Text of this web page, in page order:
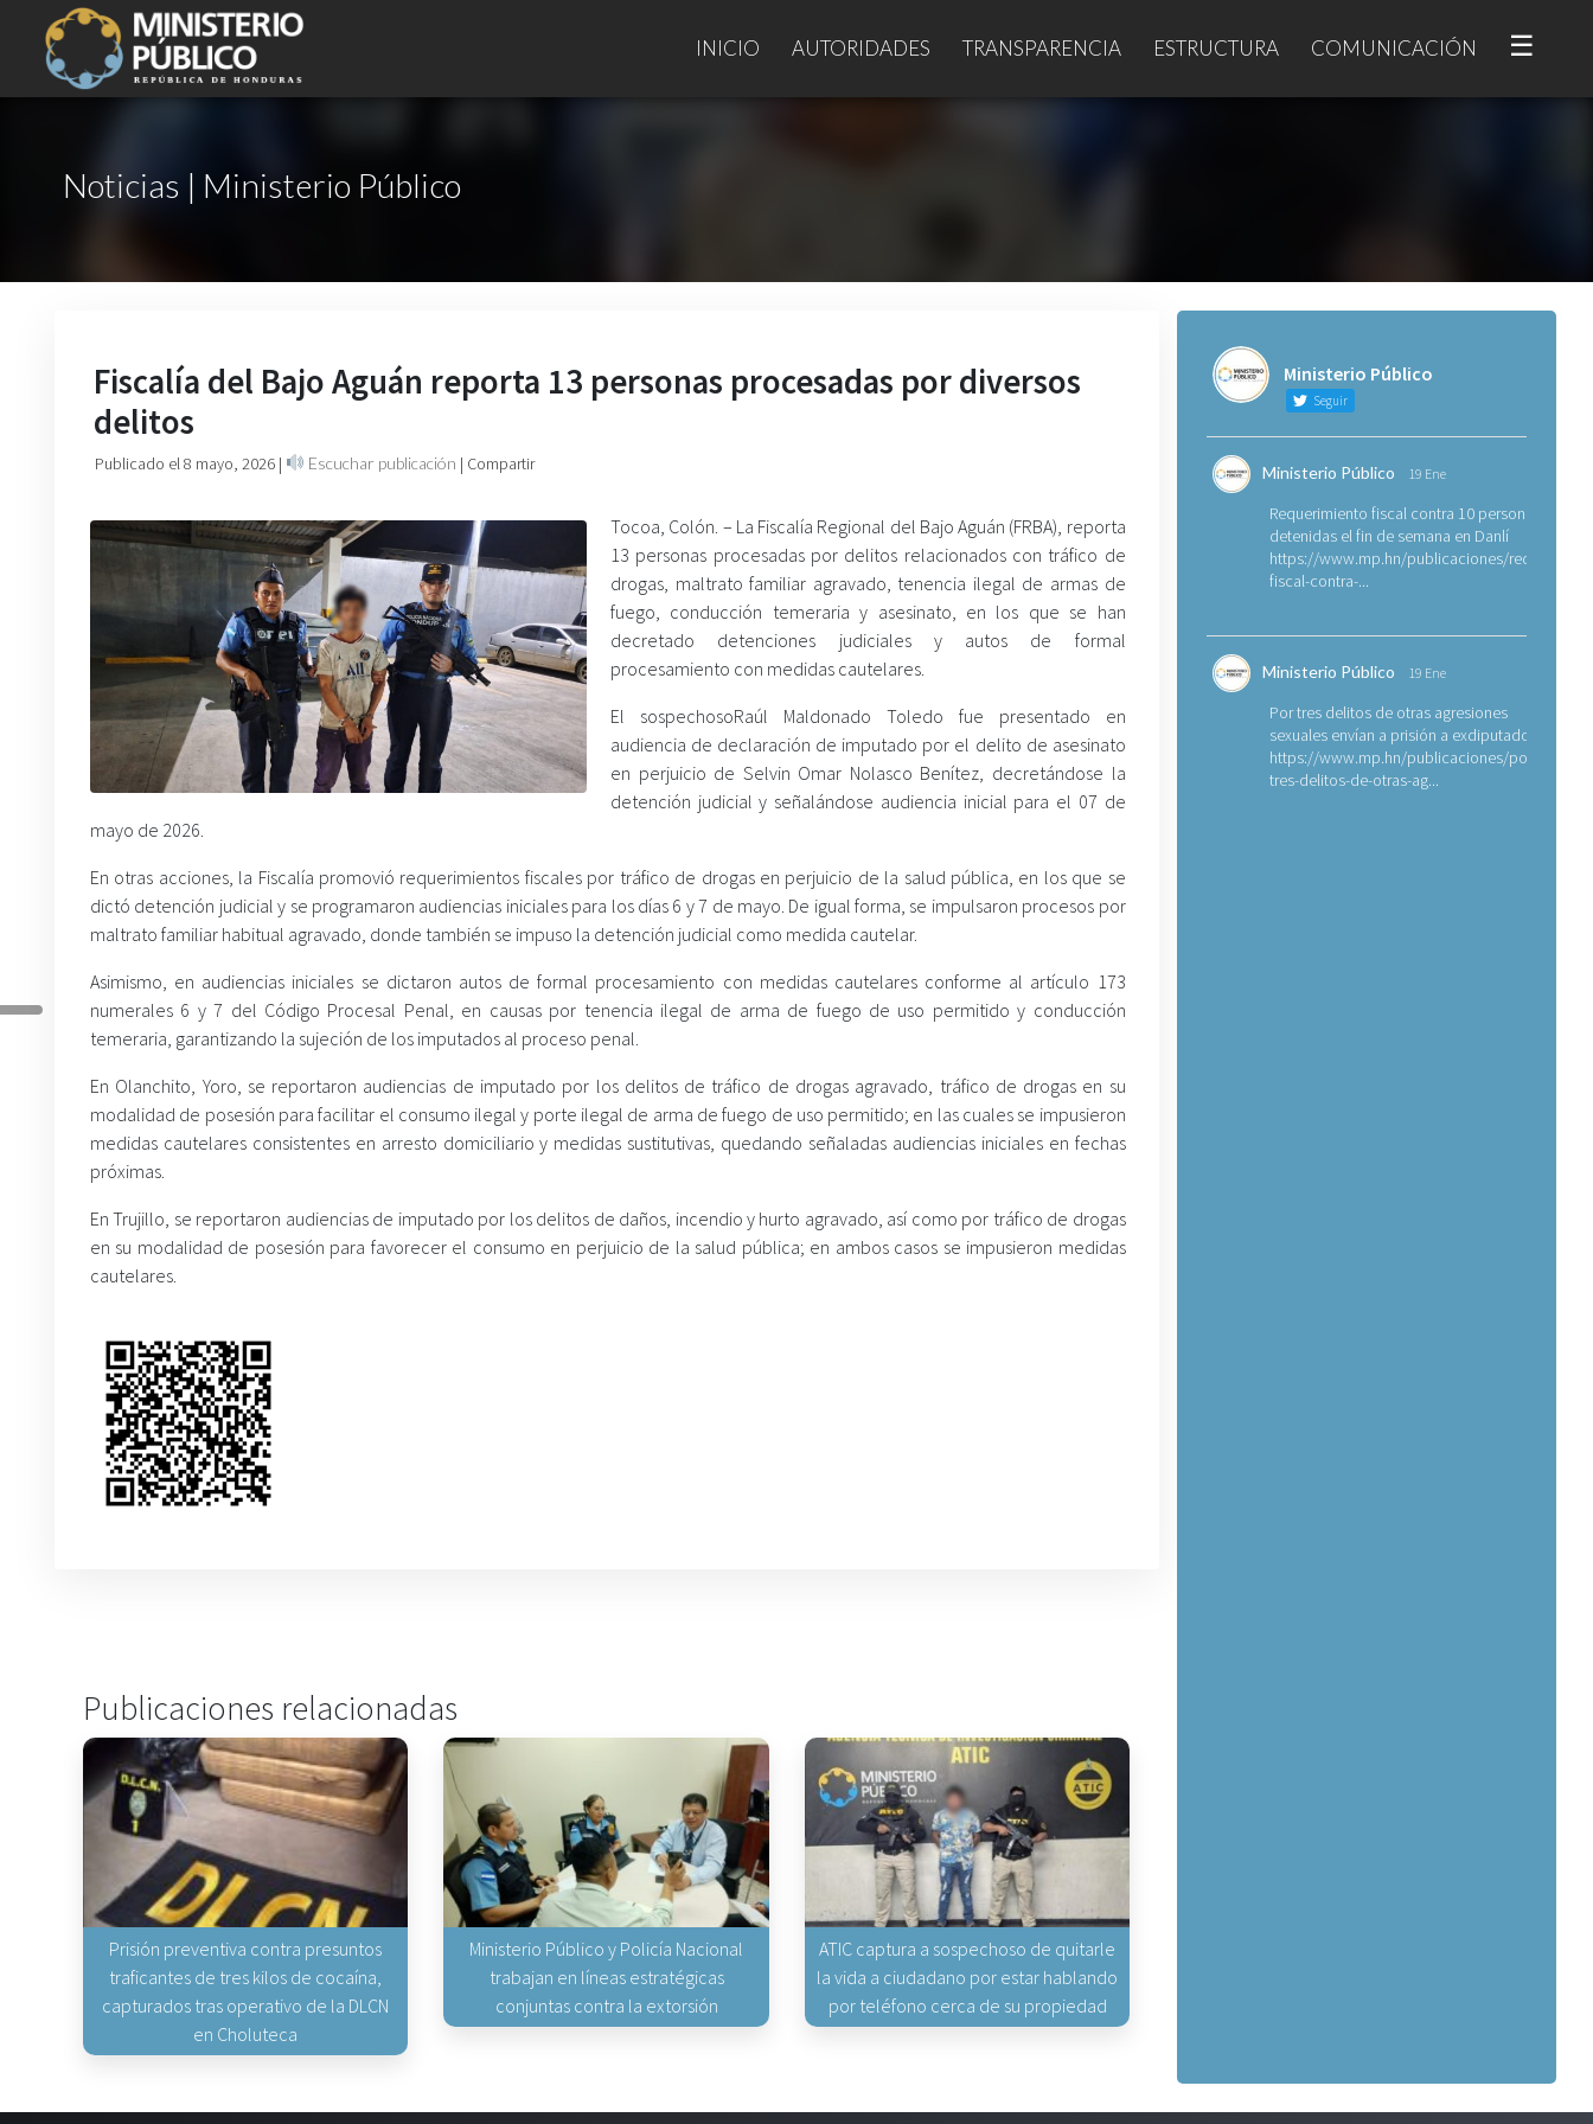
INICIO AUTORIDADES TRANSPARENCIA ESTRUCTURA COMUNICACIÓN ☰
Noticias | Ministerio Público
Fiscalía del Bajo Aguán reporta 13 personas procesadas por diversos
delitos
Publicado el 8 mayo, 2026 | Escuchar publicación | Compartir
Tocoa, Colón. – La Fiscalía Regional del Bajo Aguán (FRBA), reporta
13 personas procesadas por delitos relacionados con tráfico de
drogas, maltrato familiar agravado, tenencia ilegal de armas de
fuego, conducción temeraria y asesinato, en los que se han
decretado detenciones judiciales y autos de formal
procesamiento con medidas cautelares.
El sospechosoRaúl Maldonado Toledo fue presentado en
audiencia de declaración de imputado por el delito de asesinato
en perjuicio de Selvin Omar Nolasco Benítez, decretándose la
detención judicial y señalándose audiencia inicial para el 07 de
mayo de 2026.
En otras acciones, la Fiscalía promovió requerimientos fiscales por tráfico de drogas en perjuicio de la salud pública, en los que se
dictó detención judicial y se programaron audiencias iniciales para los días 6 y 7 de mayo. De igual forma, se impulsaron procesos por
maltrato familiar habitual agravado, donde también se impuso la detención judicial como medida cautelar.
Asimismo, en audiencias iniciales se dictaron autos de formal procesamiento con medidas cautelares conforme al artículo 173
numerales 6 y 7 del Código Procesal Penal, en causas por tenencia ilegal de arma de fuego de uso permitido y conducción
temeraria, garantizando la sujeción de los imputados al proceso penal.
En Olanchito, Yoro, se reportaron audiencias de imputado por los delitos de tráfico de drogas agravado, tráfico de drogas en su
modalidad de posesión para facilitar el consumo ilegal y porte ilegal de arma de fuego de uso permitido; en las cuales se impusieron
medidas cautelares consistentes en arresto domiciliario y medidas sustitutivas, quedando señaladas audiencias iniciales en fechas
próximas.
En Trujillo, se reportaron audiencias de imputado por los delitos de daños, incendio y hurto agravado, así como por tráfico de drogas
en su modalidad de posesión para favorecer el consumo en perjuicio de la salud pública; en ambos casos se impusieron medidas
cautelares.
Publicaciones relacionadas
Prisión preventiva contra presuntos
traficantes de tres kilos de cocaína,
capturados tras operativo de la DLCN
en Choluteca
Ministerio Público y Policía Nacional
trabajan en líneas estratégicas
conjuntas contra la extorsión
ATIC captura a sospechoso de quitarle
la vida a ciudadano por estar hablando
por teléfono cerca de su propiedad
Ministerio Público
Seguir
Ministerio Público 19 Ene
Requerimiento fiscal contra 10 personas
detenidas el fin de semana en Danlí
https://www.mp.hn/publicaciones/
fiscal-contra-...
Ministerio Público 19 Ene
Por tres delitos de otras agresiones
sexuales envían a prisión a exdiputado
https://www.mp.hn/publicaciones/por-
tres-delitos-de-otras-ag...